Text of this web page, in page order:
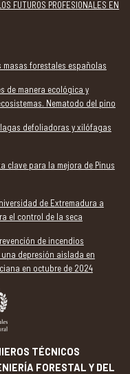
FUTUROS PROFESIONALES EN
forestales españolas
de manera ecológica y
Nematodo del pino
defoliadoras y xilófagas
clave para la mejora de Pinus
de Extremadura a
el control de la seca
de incendios
depresión aislada en
en octubre de 2024
TÉCNICOS
FORESTAL Y DEL